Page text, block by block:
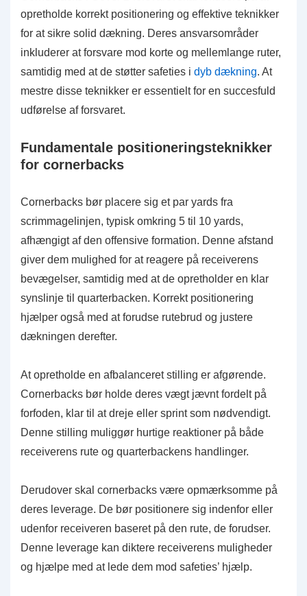
opretholde korrekt positionering og effektive teknikker
for at sikre solid dækning. Deres ansvarsområder
inkluderer at forsvare mod korte og mellemlange ruter,
samtidig med at de støtter safeties i dyb dækning. At
mestre disse teknikker er essentielt for en succesfuld
udførelse af forsvaret.
Fundamentale positioneringsteknikker
for cornerbacks
Cornerbacks bør placere sig et par yards fra
scrimmagelinjen, typisk omkring 5 til 10 yards,
afhængigt af den offensive formation. Denne afstand
giver dem mulighed for at reagere på receiverens
bevægelser, samtidig med at de opretholder en klar
synslinje til quarterbacken. Korrekt positionering
hjælper også med at forudse rutebrud og justere
dækningen derefter.
At opretholde en afbalanceret stilling er afgørende.
Cornerbacks bør holde deres vægt jævnt fordelt på
forfoden, klar til at dreje eller sprint som nødvendigt.
Denne stilling muliggør hurtige reaktioner på både
receiverens rute og quarterbackens handlinger.
Derudover skal cornerbacks være opmærksomme på
deres leverage. De bør positionere sig indenfor eller
udenfor receiveren baseret på den rute, de forudser.
Denne leverage kan diktere receiverens muligheder
og hjælpe med at lede dem mod safeties’ hjælp.